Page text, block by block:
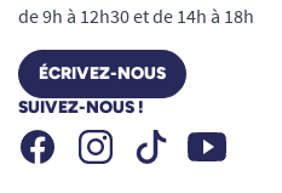
de 9h à 12h30 et de 14h à 18h
ÉCRIVEZ-NOUS
SUIVEZ-NOUS !
FacebookInstagramTiktok Youtube